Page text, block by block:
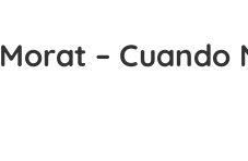
Morat – Cuando